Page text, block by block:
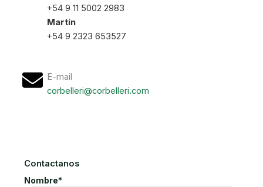
+54 9 11 5002 2983
Martín
+54 9 2323 653527
E-mail
corbelleri@corbelleri.com
Contactanos
Nombre*